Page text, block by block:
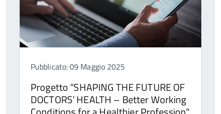
Pubblicato: 09 Maggio 2025
Progetto “SHAPING THE FUTURE OF
DOCTORS’ HEALTH – Better Working